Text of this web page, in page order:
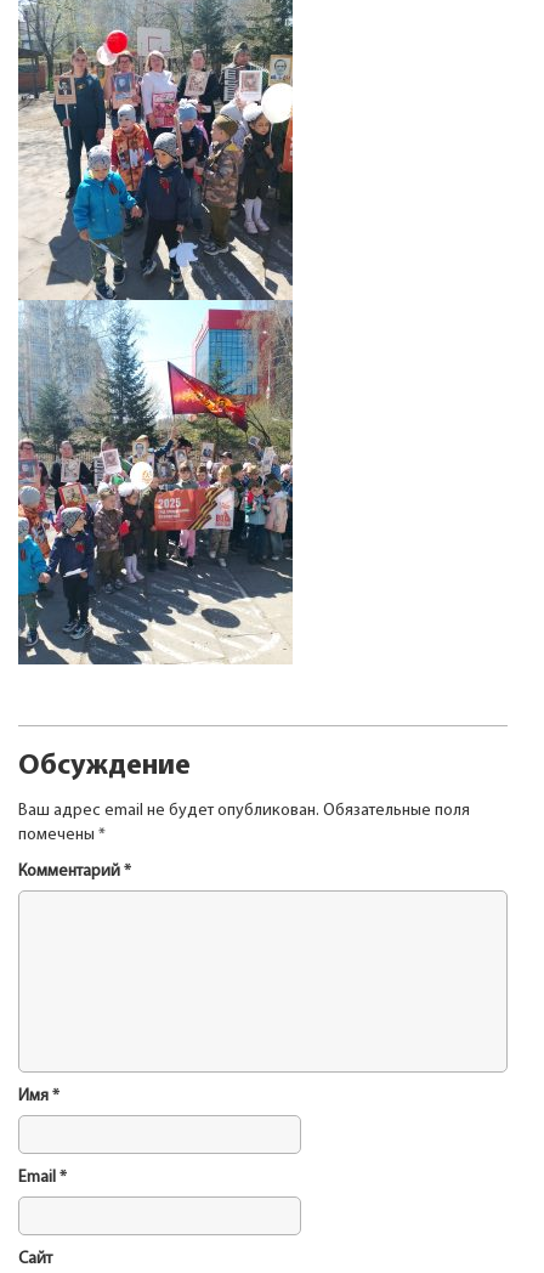
Обсуждение
Ваш адрес email не будет опубликован. Обязательные поля
помечены *
Комментарий *
Имя *
Email *
Сайт